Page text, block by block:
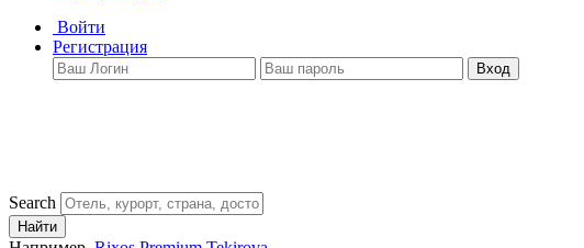
Войти
Регистрация
Вход
Search
Найти